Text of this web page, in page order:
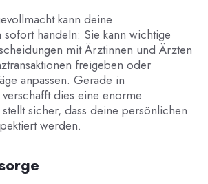
kann deine
sofort handeln: Sie kann wichtige
mit Ärztinnen und Ärzten
freigeben oder
anpassen. Gerade in
dies eine enorme
sicher, dass deine persönlichen
werden.